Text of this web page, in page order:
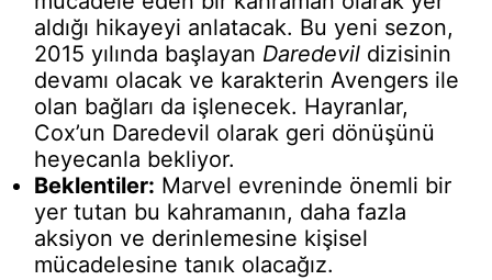
aldığı hikayeyi anlatacak. Bu yeni sezon,
2015 yılında başlayan Daredevil dizisinin
devamı olacak ve karakterin Avengers ile
olan bağları da işlenecek. Hayranlar,
Cox’un Daredevil olarak geri dönüşünü
heyecanla bekliyor.
Beklentiler: Marvel evreninde önemli bir
yer tutan bu kahramanın, daha fazla
aksiyon ve derinlemesine kişisel
mücadelesine tanık olacağız.